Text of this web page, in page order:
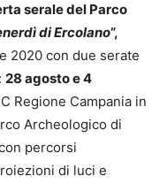
serale del Parco
di Ercolano”,
2020 con due serate
28 agosto e 4
Regione Campania in
Archeologico di
percorsi
di luci e